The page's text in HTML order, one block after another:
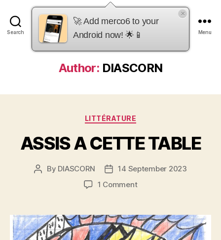
Search
merco6
Menu
Author: DIASCORN
Categories
LITTÉRATURE
ASSIS A CETTE TABLE
Post
By DIASCORN
Post14 September 2023
1 Commenton
CETTE
TABLE
🚀 Add merco6 to your
Android now! 🌟📱
×